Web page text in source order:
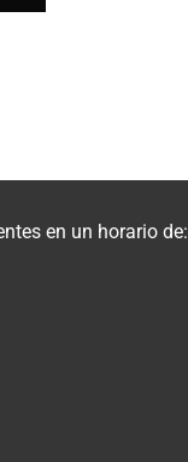
en un horario de: